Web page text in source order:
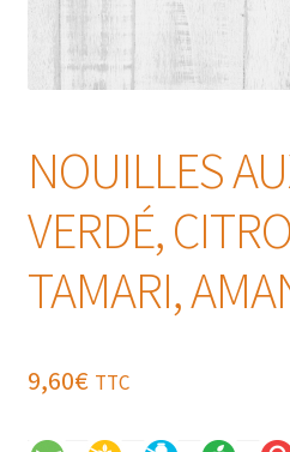
NOUILLES
VERDÉ,
TAMARI,
9,60€ TTC